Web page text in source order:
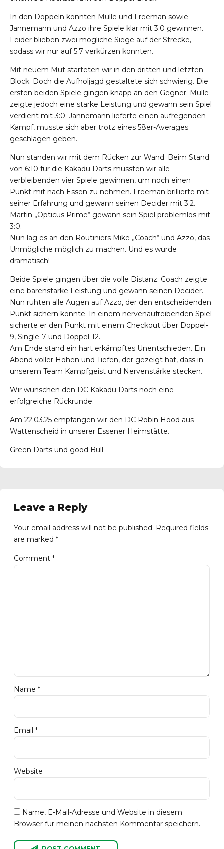
In den Doppeln konnten Mulle und Freeman sowie
Jannemann und Azzo ihre Spiele klar mit 3:0 gewinnen.
Leider blieben zwei mögliche Siege auf der Strecke,
sodass wir nur auf 5:7 verkürzen konnten.
Mit neuem Mut starteten wir in den dritten und letzten
Block. Doch die Aufholjagd gestaltete sich schwierig. Die
ersten beiden Spiele gingen knapp an den Gegner. Mulle
zeigte jedoch eine starke Leistung und gewann sein Spiel
verdient mit 3:0. Jannemann lieferte einen aufregenden
Kampf, musste sich aber trotz eines 58er-Averages
geschlagen geben.
Nun standen wir mit dem Rücken zur Wand. Beim Stand
von 6:10 für die Kakadu Darts mussten wir alle
verbleibenden vier Spiele gewinnen, um noch einen
Punkt mit nach Essen zu nehmen. Freeman brillierte mit
seiner Erfahrung und gewann seinen Decider mit 3:2.
Martin „Opticus Prime“ gewann sein Spiel problemlos mit
3:0.
Nun lag es an den Routiniers Mike „Coach“ und Azzo, das
Unmögliche möglich zu machen. Und es wurde
dramatisch!
Beide Spiele gingen über die volle Distanz. Coach zeigte
eine bärenstarke Leistung und gewann seinen Decider.
Nun ruhten alle Augen auf Azzo, der den entscheidenden
Punkt sichern konnte. In einem nervenaufreibenden Spiel
sicherte er den Punkt mit einem Checkout über Doppel-
9, Single-7 und Doppel-12.
Am Ende stand ein hart erkämpftes Unentschieden. Ein
Abend voller Höhen und Tiefen, der gezeigt hat, dass in
unserem Team Kampfgeist und Nervenstärke stecken.
Wir wünschen den DC Kakadu Darts noch eine
erfolgreiche Rückrunde.
Am 22.03.25 empfangen wir den DC Robin Hood aus
Wattenscheid in unserer Essener Heimstätte.
Green Darts und good Bull
Leave a Reply
Your email address will not be published. Required fields
are marked *
Comment *
Name *
Email *
Website
Name, E-Mail-Adresse und Website in diesem
Browser für meinen nächsten Kommentar speichern.